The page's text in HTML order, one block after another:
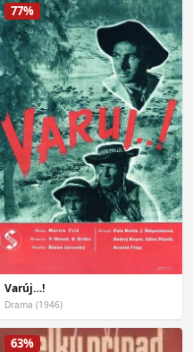
77%
Varúj…!
Drama (1946)
63%